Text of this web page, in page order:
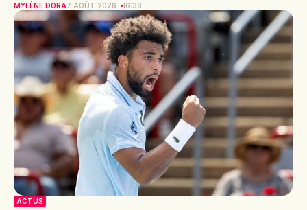
MYLÈNE DORA7 AOÛT 2026 16:38
ACTUS